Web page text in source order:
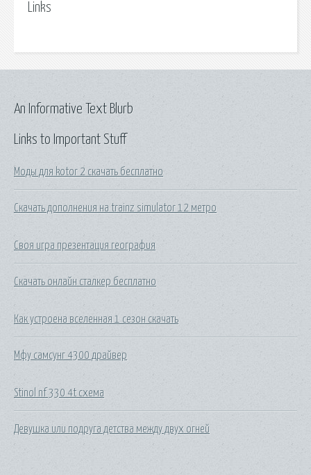
Links
Links to Important Stuff
Моды для kotor 2 скачать бесплатно
Скачать дополнения на trainz simulator 12 метро
Своя игра презентация география
Скачать онлайн сталкер бесплатно
Как устроена вселенная 1 сезон скачать
Мфу самсунг 4300 драйвер
Stinol nf 330 4t схема
Девушка или подруга детства между двух огней
An Informative Text Blurb